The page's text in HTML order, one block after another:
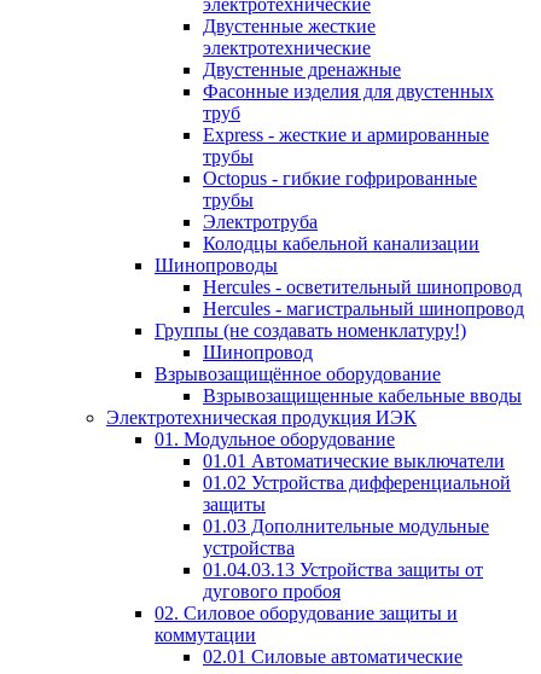
Двустенные жесткие
электротехнические
Двустенные дренажные
Фасонные изделия для двустенных
труб
Express - жесткие и армированные
трубы
Octopus - гибкие гофрированные
трубы
Электротруба
Колодцы кабельной канализации
Шинопроводы
Hercules - осветительный шинопровод
Hercules - магистральный шинопровод
Группы (не создавать номенклатуру!)
Шинопровод
Взрывозащищённое оборудование
Взрывозащищенные кабельные вводы
Электротехническая продукция ИЭК
01. Модульное оборудование
01.01 Автоматические выключатели
01.02 Устройства дифференциальной
защиты
01.03 Дополнительные модульные
устройства
01.04.03.13 Устройства защиты от
дугового пробоя
02. Силовое оборудование защиты и
коммутации
02.01 Силовые автоматические